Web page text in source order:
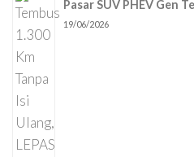
Pasar SUV PHEV Gen
19/06/2026